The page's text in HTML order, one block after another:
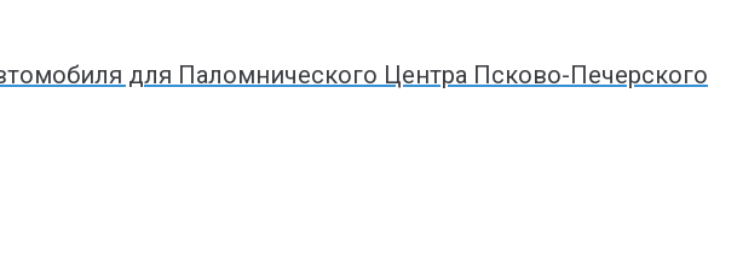
для Паломнического Центра Псково-Печерского